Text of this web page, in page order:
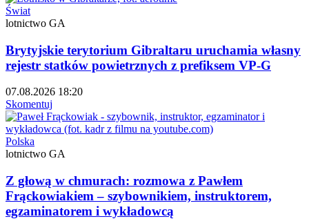
Świat
lotnictwo GA
Brytyjskie terytorium Gibraltaru uruchamia własny
rejestr statków powietrznych z prefiksem VP-G
07.08.2026 18:20
Skomentuj
Polska
lotnictwo GA
Z głową w chmurach: rozmowa z Pawłem
Frąckowiakiem – szybownikiem, instruktorem,
egzaminatorem i wykładowcą